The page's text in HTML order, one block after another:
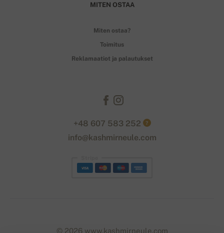
MITEN OSTAA
Miten ostaa?
Toimitus
Reklamaatiot ja palautukset
+48 607 583 252 ?
info@kashmirneule.com
© 2026 www.kashmirneule.com